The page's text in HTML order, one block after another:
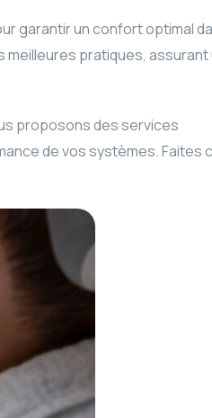
garantir un confort optimal
pratiques, assurant
proposons des services
de vos systèmes. Faites